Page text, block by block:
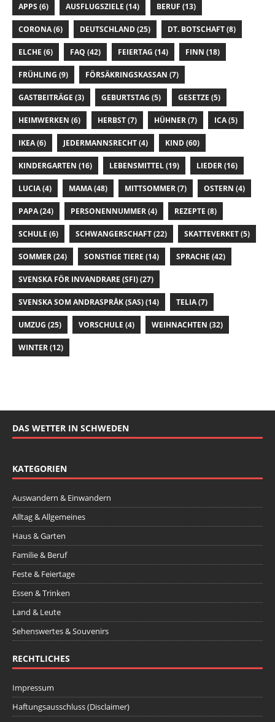
APPS (6) AUSFLUGSZIELE (14) BERUF (13)
CORONA(6) DEUTSCHLAND(25) DT. BOTSCHAFT(8)
ELCHE (6) FAQ (42) FEIERTAG (14) FINN (18)
FRÜHLING (9) FÖRSÄKRINGSKASSAN (7)
GASTBEITRÄGE (3) GEBURTSTAG (5) GESETZE (5)
HEIMWERKEN (6) HERBST(7) HÜHNER(7) ICA(5)
IKEA(6) JEDERMANNSRECHT(4) KIND(60)
KINDERGARTEN (16) LEBENSMITTEL(19) LIEDER(16)
LUCIA(4) MAMA(48) MITTSOMMER(7) OSTERN (4)
PAPA(24) PERSONENNUMMER(4) REZEPTE (8)
SCHULE (6) SCHWANGERSCHAFT(22) SKATTEVERKET(5)
SOMMER(24) SONSTIGE TIERE (14) SPRACHE (42)
SVENSKA FÖR INVANDRARE (SFI)(27)
SVENSKA SOM ANDRASPRÅK (SAS)(14) TELIA(7)
UMZUG (25) VORSCHULE (4) WEIHNACHTEN (32)
WINTER(12)
DAS WETTER IN SCHWEDEN
KATEGORIEN
Auswandern & Einwandern
Alltag & Allgemeines
Haus & Garten
Familie & Beruf
Feste & Feiertage
Essen & Trinken
Land & Leute
Sehenswertes & Souvenirs
RECHTLICHES
Impressum
Haftungsausschluss (Disclaimer)